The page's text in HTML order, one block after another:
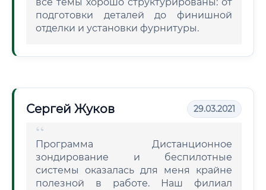
подготовки деталей до финишной
отделки и установки фурнитуры.
Сергей Жуков 29.03.2021
Программа Дистанционное
зондирование и беспилотные
системы оказалась для меня крайне
полезной в работе. Наш филиал